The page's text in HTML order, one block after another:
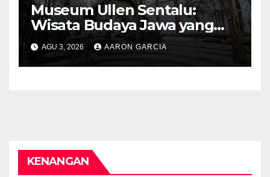
Museum Ullen Sentalu:
Wisata Budaya Jawa yang
Elegan di Lereng Kaliurang
AGU 3, 2026 AARON GARCIA
KENANGAN